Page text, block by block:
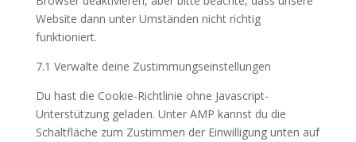
Website dann unter Umständen nicht richtig
funktioniert.
7.1 Verwalte deine Zustimmungseinstellungen
Du hast die Cookie-Richtlinie ohne Javascript-
Unterstützung geladen. Unter AMP kannst du die
Schaltfläche zum Zustimmen der Einwilligung unten auf